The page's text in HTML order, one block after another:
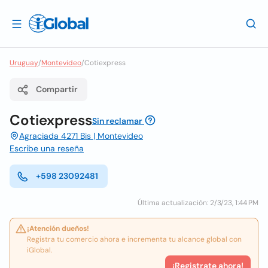
Uruguay/Montevideo/Cotiexpress
Compartir
CotiexpressSin reclamar
Agraciada 4271 Bis | Montevideo
Escribe una reseña
+598 23092481
Última actualización: 2/3/23, 1:44 PM
¡Atención dueños!
Registra tu comercio ahora e incrementa tu alcance global con
iGlobal.
¡Registrate ahora!